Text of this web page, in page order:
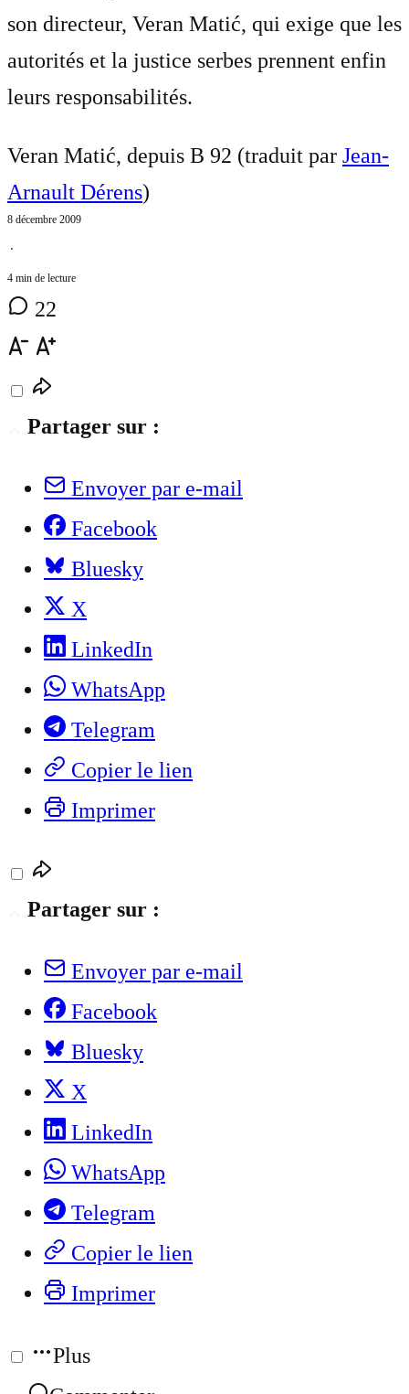
son directeur, Veran Matić, qui exige que les
autorités et la justice serbes prennent enfin
leurs responsabilités.
Veran Matić, depuis B 92 (traduit par Jean-
Arnault Dérens)
8 décembre 2009
⋅
4 min de lecture
22
Partager sur :
Envoyer par e-mail
Facebook
Bluesky
X
LinkedIn
WhatsApp
Telegram
Copier le lien
Imprimer
Partager sur :
Envoyer par e-mail
Facebook
Bluesky
X
LinkedIn
WhatsApp
Telegram
Copier le lien
Imprimer
Plus